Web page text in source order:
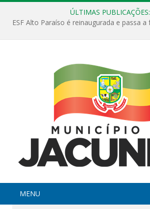
ÚLTIMAS PUBLICAÇÕES:
MENU